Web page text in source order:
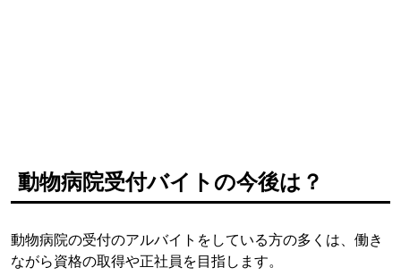
動物病院受付バイトの今後は？
動物病院の受付のアルバイトをしている方の多くは、働き
ながら資格の取得や正社員を目指します。